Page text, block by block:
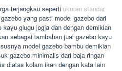
terjangkau seperti ukuran standar
yang pasti model gazebo dari
glugu jogja dan dengan demikian
sebagai tambahan jual gazebo kayu
model gazebo bambu demikian
gazebo minimalis dari baja ringan
diatas kolam ikan dengan kata lain